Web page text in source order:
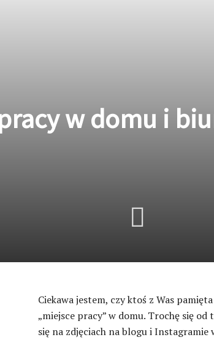
w domu i
Ciekawa jestem, czy ktoś z Was pamięta
„miejsce pracy” w domu. Trochę się
się na zdjęciach na blogu i